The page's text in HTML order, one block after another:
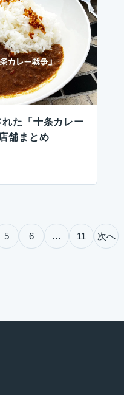
た「十条カレー
舗まとめ
5 6 … 11 次へ